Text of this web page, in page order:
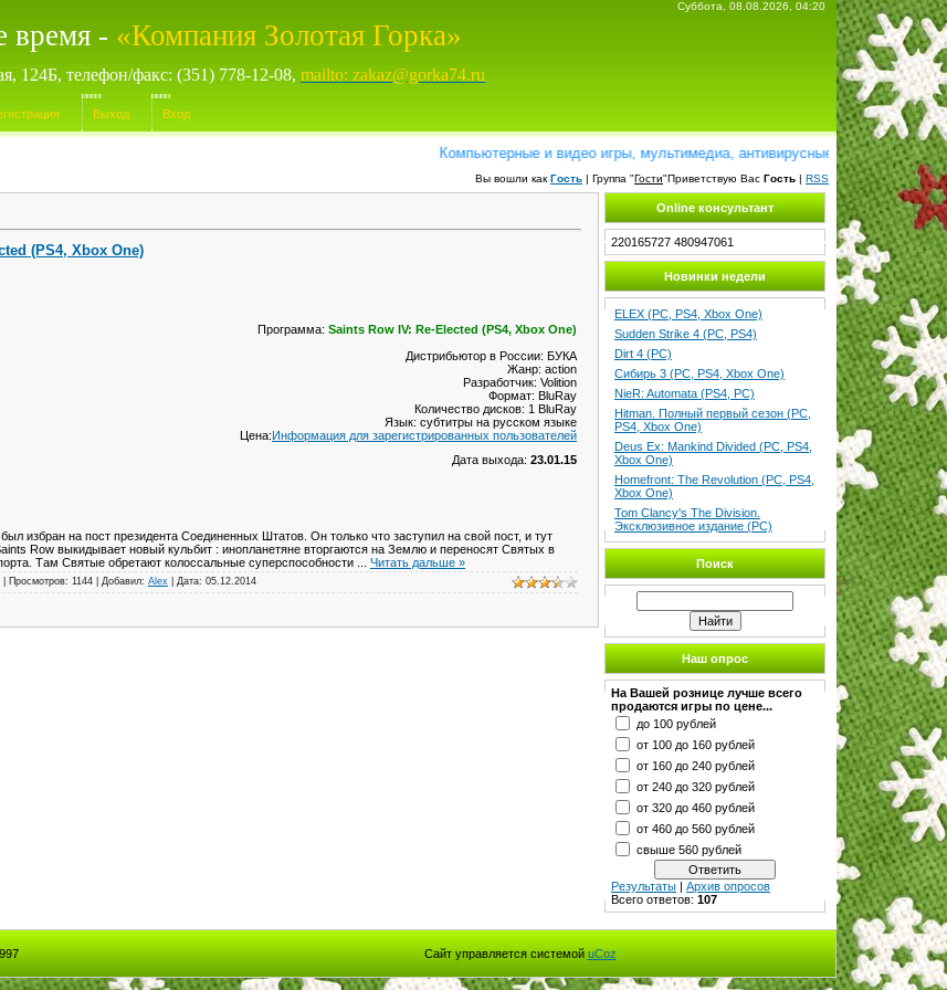
Суббота, 08.08.2026, 04:20
время - «Компания Золотая Горка»
124Б, телефон/факс: (351) 778-12-08, mailto: zakaz@gorka74.ru
Выход Вход
Компьютерные и видео игры, мультимедиа, антивирусные программы,
Вы вошли как Гость | Группа "Гости"Приветствую Вас Гость | RSS
(PS4, Xbox One)
Программа: Saints Row IV: Re-Elected (PS4, Xbox One)
Дистрибьютор в России: БУКА
Жанр: action
Разработчик: Volition
Формат: BluRay
Количество дисков: 1 BluRay
Язык: субтитры на русском языке
Цена:Информация для зарегистрированных пользователей
Дата выхода: 23.01.15
избран на пост президента Соединенных Штатов. Он только что заступил на свой пост, и тут
Row выкидывает новый кульбит : инопланетяне вторгаются на Землю и переносят Святых в
Там Святые обретают колоссальные суперспособности
Читать дальше »
Просмотров: 1144 Добавил: Alex Дата: 05.12.2014
Online консультант
220165727 480947061
Новинки недели
ELEX (PC, PS4, Xbox One)
Sudden Strike 4 (PC, PS4)
Dirt 4 (PC)
Сибирь 3 (PC, PS4, Xbox One)
NieR: Automata (PS4, PC)
Hitman. Полный первый сезон (PC,
PS4, Xbox One)
Deus Ex: Mankind Divided (PC, PS4,
Xbox One)
Homefront: The Revolution (PC, PS4,
Xbox One)
Tom Clancy's The Division.
Эксклюзивное издание (PC)
Поиск
Наш опрос
На Вашей рознице лучше всего
продаются игры по цене...
до 100 рублей
от 100 до 160 рублей
от 160 до 240 рублей
от 240 до 320 рублей
от 320 до 460 рублей
от 460 до 560 рублей
свыше 560 рублей
Результаты | Архив опросов
Всего ответов: 107
Сайт управляется системой uCoz